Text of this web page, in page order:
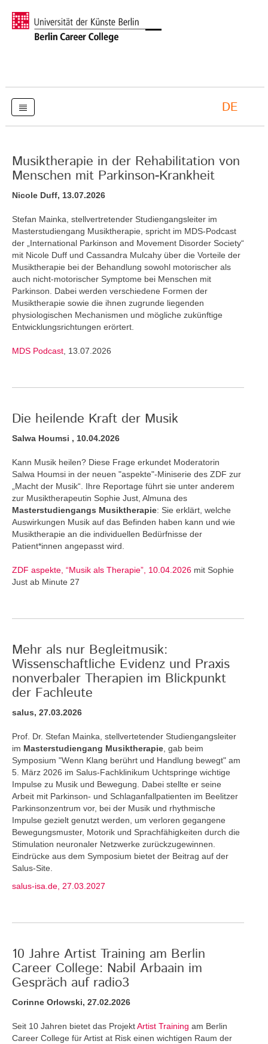
DE
Musiktherapie in der Rehabilitation von
Menschen mit Parkinson-Krankheit
Nicole Duff, 13.07.2026
Stefan Mainka, stellvertretender Studiengangsleiter im
Masterstudiengang Musiktherapie, spricht im MDS-Podcast
der „International Parkinson and Movement Disorder Society“
mit Nicole Duff und Cassandra Mulcahy über die Vorteile der
Musiktherapie bei der Behandlung sowohl motorischer als
auch nicht-motorischer Symptome bei Menschen mit
Parkinson. Dabei werden verschiedene Formen der
Musiktherapie sowie die ihnen zugrunde liegenden
physiologischen Mechanismen und mögliche zukünftige
Entwicklungsrichtungen erörtert.
MDS Podcast , 13.07.2026
Die heilende Kraft der Musik
Salwa Houmsi , 10.04.2026
Kann Musik heilen? Diese Frage erkundet Moderatorin
Salwa Houmsi in der neuen "aspekte"-Miniserie des ZDF zur
„Macht der Musik“. Ihre Reportage führt sie unter anderem
zur Musiktherapeutin Sophie Just, Almuna des
Masterstudiengangs Musiktherapie: Sie erklärt, welche
Auswirkungen Musik auf das Befinden haben kann und wie
Musiktherapie an die individuellen Bedürfnisse der
Patient*innen angepasst wird.
ZDF aspekte, “Musik als Therapie”, 10.04.2026 mit Sophie
Just ab Minute 27
Mehr als nur Begleitmusik:
Wissenschaftliche Evidenz und Praxis
nonverbaler Therapien im Blickpunkt
der Fachleute
salus, 27.03.2026
Prof. Dr. Stefan Mainka, stellvertetender Studiengangsleiter
im Masterstudiengang Musiktherapie , gab beim
Symposium "Wenn Klang berührt und Handlung bewegt" am
5. März 2026 im Salus-Fachklinikum Uchtspringe wichtige
Impulse zu Musik und Bewegung. Dabei stellte er seine
Arbeit mit Parkinson- und Schlaganfallpatienten im Beelitzer
Parkinsonzentrum vor, bei der Musik und rhythmische
Impulse gezielt genutzt werden, um verloren gegangene
Bewegungsmuster, Motorik und Sprachfähigkeiten durch die
Stimulation neuronaler Netzwerke zurückzugewinnen.
Eindrücke aus dem Symposium bietet der Beitrag auf der
Salus-Site.
salus-isa.de, 27.03.2027
10 Jahre Artist Training am Berlin
Career College: Nabil Arbaain im
Gespräch auf radio3
Corinne Orlowski, 27.02.2026
Seit 10 Jahren bietet das ProjektArtist Training am Berlin
Career College für Artist at Risk einen wichtigen Raum der